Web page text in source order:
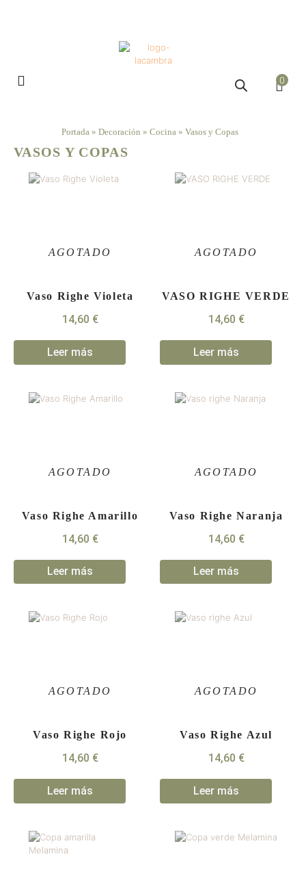
0
Portada » Decoración » Cocina » Vasos y Copas
VASOS Y COPAS
Vaso Righe Violeta
14,60 €
Leer más
VASO RIGHE VERDE
14,60 €
Leer más
Vaso Righe Amarillo
14,60 €
Leer más
Vaso Righe Naranja
14,60 €
Leer más
Vaso Righe Rojo
14,60 €
Leer más
Vaso Righe Azul
14,60 €
Leer más